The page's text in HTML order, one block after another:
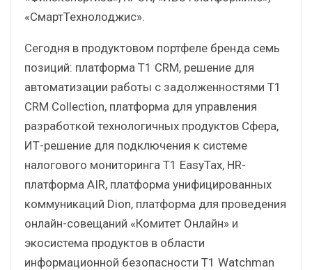
«СмартТехнолоджис».
Сегодня в продуктовом портфеле бренда семь
позиций: платформа T1 CRM, решение для
автоматизации работы с задолженностями T1
CRM Collection, платформа для управления
разработкой технологичных продуктов Сфера,
ИТ-решение для подключения к системе
налогового мониторинга T1 EasyTax, HR-
платформа AIR, платформа унифицированных
коммуникаций Dion, платформа для проведения
онлайн-совещаний «Комитет Онлайн» и
экосистема продуктов в области
информационной безопасности Т1 Watchman